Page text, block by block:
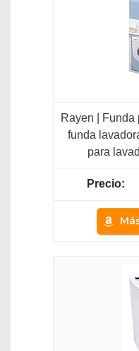
Rayen | Funda
funda
para